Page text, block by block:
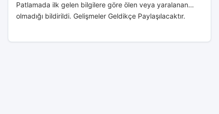
Patlamada ilk gelen bilgilere göre ölen veya yaralanan
olmadığı bildirildi. Gelişmeler Geldikçe Paylaşılacaktır.